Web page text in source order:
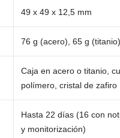
49 x 49 x 12,5 mm
76 g (acero), 65 g (titanio)
Caja en acero o titanio,
polímero, cristal de zafiro
Hasta 22 días (16 con
y monitorización)